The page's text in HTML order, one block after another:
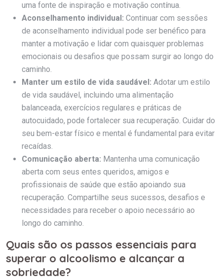
uma fonte de inspiração e motivação contínua.
Aconselhamento individual: Continuar com sessões
de aconselhamento individual pode ser benéfico para
manter a motivação e lidar com quaisquer problemas
emocionais ou desafios que possam surgir ao longo do
caminho.
Manter um estilo de vida saudável: Adotar um estilo
de vida saudável, incluindo uma alimentação
balanceada, exercícios regulares e práticas de
autocuidado, pode fortalecer sua recuperação. Cuidar do
seu bem-estar físico e mental é fundamental para evitar
recaídas.
Comunicação aberta: Mantenha uma comunicação
aberta com seus entes queridos, amigos e
profissionais de saúde que estão apoiando sua
recuperação. Compartilhe seus sucessos, desafios e
necessidades para receber o apoio necessário ao
longo do caminho.
Quais são os passos essenciais para
superar o alcoolismo e alcançar a
sobriedade?